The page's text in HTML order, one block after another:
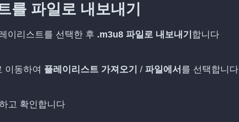
파일로 내보내기
이리스트를 선택한 후 .m3u8 파일로 내보내기 합니다
이동하여 플레이리스트 가져오기 / 파일에서 를 선택합니다
고 확인합니다